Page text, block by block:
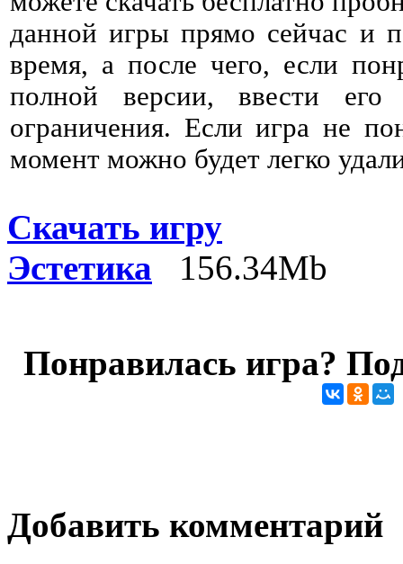
данной игры прямо сейчас и
время, а после чего, если
полной версии, ввести
ограничения. Если игра не
момент можно будет легко
Скачать игру
Эстетика 156.34Mb
Понравилась игра?
Добавить комментарий